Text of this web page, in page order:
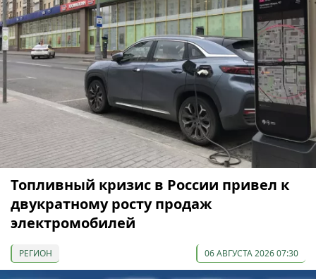
Топливный кризис в России привел к
двукратному росту продаж
электромобилей
РЕГИОН 06 АВГУСТА 2026 07:30